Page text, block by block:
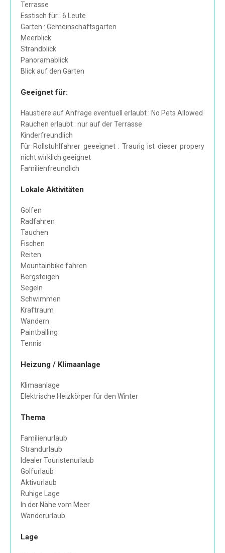
Terrasse
Esstisch für : 6 Leute
Garten : Gemeinschaftsgarten
Meerblick
Strandblick
Panoramablick
Blick auf den Garten
Geeignet für:
Haustiere auf Anfrage eventuell erlaubt : No Pets Allowed
Rauchen erlaubt : nur auf der Terrasse
Kinderfreundlich
Für Rollstuhlfahrer geeeignet : Traurig ist dieser propery
nicht wirklich geeignet
Familienfreundlich
Lokale Aktivitäten
Golfen
Radfahren
Tauchen
Fischen
Reiten
Mountainbike fahren
Bergsteigen
Segeln
Schwimmen
Kraftraum
Wandern
Paintballing
Tennis
Heizung / Klimaanlage
Klimaanlage
Elektrische Heizkörper für den Winter
Thema
Familienurlaub
Strandurlaub
Idealer Touristenurlaub
Golfurlaub
Aktivurlaub
Ruhige Lage
In der Nähe vom Meer
Wanderurlaub
Lage